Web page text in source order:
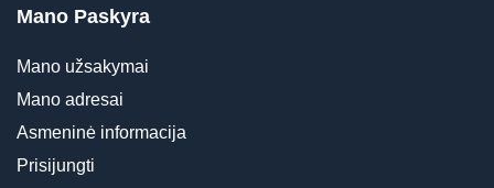
Mano Paskyra
Mano užsakymai
Mano adresai
Asmeninė informacija
Prisijungti